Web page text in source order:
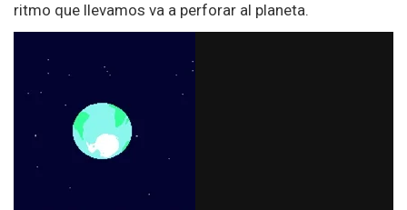
ritmo que llevamos va a perforar al planeta.